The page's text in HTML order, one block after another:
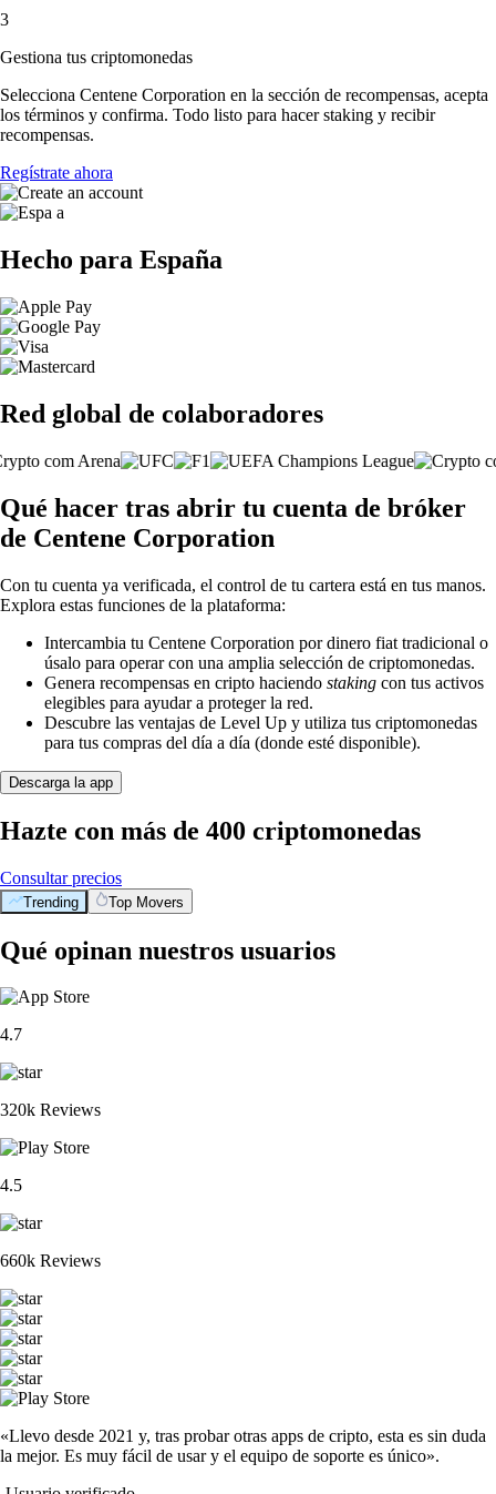
3
Gestiona tus criptomonedas
Selecciona Centene Corporation en la sección de recompensas, acepta
los términos y confirma. Todo listo para hacer staking y recibir
recompensas.
Regístrate ahora
Hecho para España
Red global de colaboradores
Qué hacer tras abrir tu cuenta de bróker
de Centene Corporation
Con tu cuenta ya verificada, el control de tu cartera está en tus manos.
Explora estas funciones de la plataforma:
Intercambia tu Centene Corporation por dinero fiat tradicional o
úsalo para operar con una amplia selección de criptomonedas.
Genera recompensas en cripto haciendo staking con tus activos
elegibles para ayudar a proteger la red.
Descubre las ventajas de Level Up y utiliza tus criptomonedas
para tus compras del día a día (donde esté disponible).
Descarga la app
Hazte con más de 400 criptomonedas
Consultar precios
Trending Top Movers
Qué opinan nuestros usuarios
4.7
320k Reviews
4.5
660k Reviews
«Llevo desde 2021 y, tras probar otras apps de cripto, esta es sin duda
la mejor. Es muy fácil de usar y el equipo de soporte es único».